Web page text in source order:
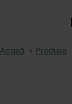
Acasă Produse